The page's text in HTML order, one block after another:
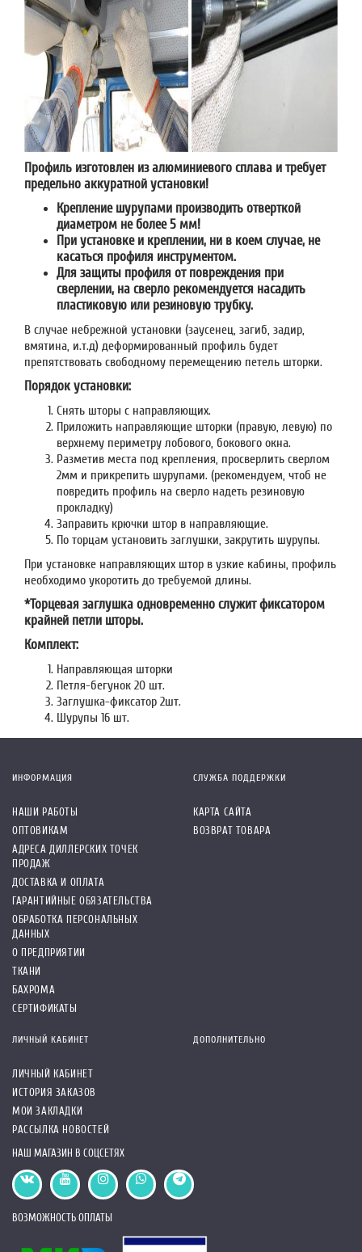
Профиль изготовлен из алюминиевого сплава и требует
предельно аккуратной установки!
Крепление шурупами производить отверткой
диаметром не более 5 мм!
При установке и креплении, ни в коем случае, не
касаться профиля инструментом.
Для защиты профиля от повреждения при
сверлении, на сверло рекомендуется насадить
пластиковую или резиновую трубку.
В случае небрежной установки (заусенец, загиб, задир,
вмятина, и.т.д) деформированный профиль будет
препятствовать свободному перемещению петель шторки.
Порядок установки:
Снять шторы с направляющих.
Приложить направляющие шторки (правую, левую) по
верхнему периметру лобового, бокового окна.
Разметив места под крепления, просверлить сверлом
2мм и прикрепить шурупами. (рекомендуем, чтоб не
повредить профиль на сверло надеть резиновую
прокладку)
Заправить крючки штор в направляющие.
По торцам установить заглушки, закрутить шурупы.
При установке направляющих штор в узкие кабины, профиль
необходимо укоротить до требуемой длины.
*Торцевая заглушка одновременно служит фиксатором
крайней петли шторы.
Комплект:
Направляющая шторки
Петля-бегунок 20 шт.
Заглушка-фиксатор 2шт.
Шурупы 16 шт.
ИНФОРМАЦИЯ
НАШИ РАБОТЫ
ОПТОВИКАМ
АДРЕСА ДИЛЛЕРСКИХ ТОЧЕК
ПРОДАЖ
ДОСТАВКА И ОПЛАТА
ГАРАНТИЙНЫЕ ОБЯЗАТЕЛЬСТВА
ОБРАБОТКА ПЕРСОНАЛЬНЫХ
ДАННЫХ
О ПРЕДПРИЯТИИ
ТКАНИ
БАХРОМА
СЕРТИФИКАТЫ
СЛУЖБА ПОДДЕРЖКИ
КАРТА САЙТА
ВОЗВРАТ ТОВАРА
ЛИЧНЫЙ КАБИНЕТ
ЛИЧНЫЙ КАБИНЕТ
ИСТОРИЯ ЗАКАЗОВ
МОИ ЗАКЛАДКИ
РАССЫЛКА НОВОСТЕЙ
ДОПОЛНИТЕЛЬНО
НАШ МАГАЗИН В СОЦСЕТЯХ
ВОЗМОЖНОСТЬ ОПЛАТЫ